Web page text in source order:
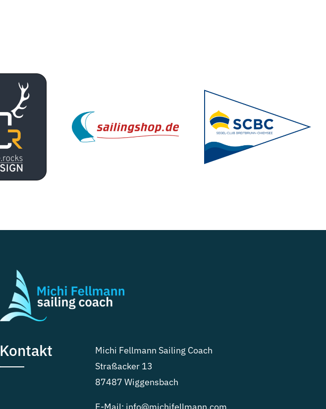
Kontakt
Michi Fellmann Sailing Coach
Straßacker 13
87487 Wiggensbach